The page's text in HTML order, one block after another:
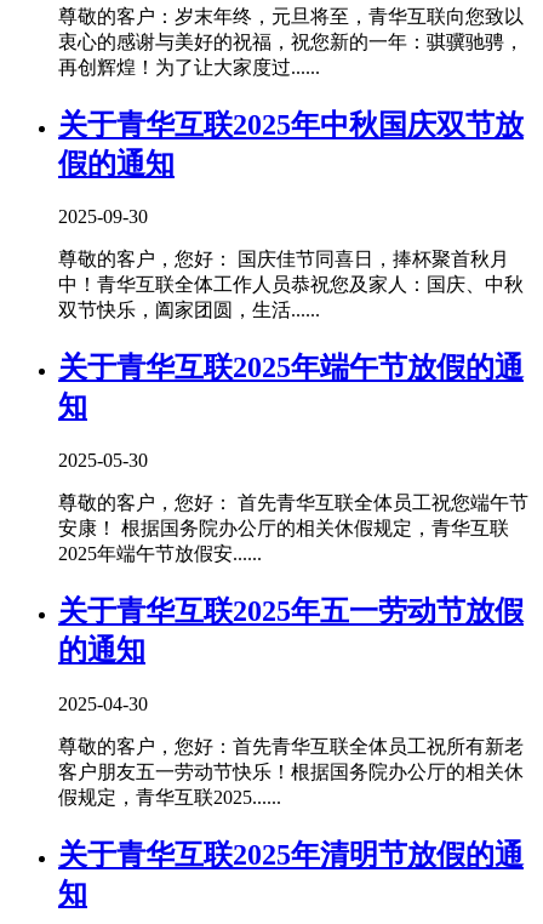
尊敬的客户：岁末年终，元旦将至，青华互联向您致以
衷心的感谢与美好的祝福，祝您新的一年：骐骥驰骋，
再创辉煌！为了让大家度过......
关于青华互联2025年中秋国庆双节放
假的通知
2025-09-30
尊敬的客户，您好： 国庆佳节同喜日，捧杯聚首秋月
中！青华互联全体工作人员恭祝您及家人：国庆、中秋
双节快乐，阖家团圆，生活......
关于青华互联2025年端午节放假的通
知
2025-05-30
尊敬的客户，您好： 首先青华互联全体员工祝您端午节
安康！ 根据国务院办公厅的相关休假规定，青华互联
2025年端午节放假安......
关于青华互联2025年五一劳动节放假
的通知
2025-04-30
尊敬的客户，您好：首先青华互联全体员工祝所有新老
客户朋友五一劳动节快乐！根据国务院办公厅的相关休
假规定，青华互联2025......
关于青华互联2025年清明节放假的通
知